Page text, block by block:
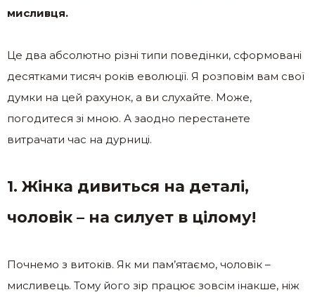
мисливця.
Це два абсолютно різні типи поведінки, сформовані
десятками тисяч років еволюції. Я розповім вам свої
думки на цей рахунок, а ви слухайте. Може,
погодитеся зі мною. А заодно перестанете
витрачати час на дурниці.
1. Жінка дивиться на деталі,
чоловік – на силует в цілому!
Почнемо з витоків. Як ми пам’ятаємо, чоловік –
мисливець. Тому його зір працює зовсім інакше, ніж